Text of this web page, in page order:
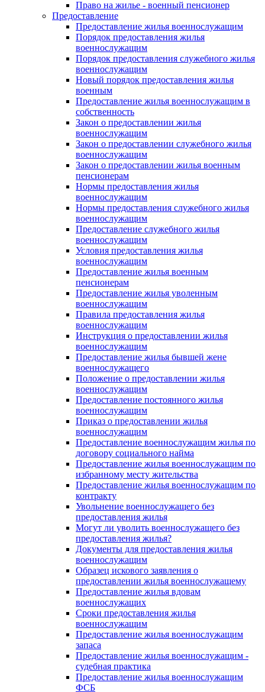
Право на жилье - военный пенсионер
Предоставление
Предоставление жилья военнослужащим
Порядок предоставления жилья
военнослужащим
Порядок предоставления служебного жилья
военнослужащим
Новый порядок предоставления жилья
военным
Предоставление жилья военнослужащим в
собственность
Закон о предоставлении жилья
военнослужащим
Закон о предоставлении служебного жилья
военнослужащим
Закон о предоставлении жилья военным
пенсионерам
Нормы предоставления жилья
военнослужащим
Нормы предоставления служебного жилья
военнослужащим
Предоставление служебного жилья
военнослужащим
Условия предоставления жилья
военнослужащим
Предоставление жилья военным
пенсионерам
Предоставление жилья уволенным
военнослужащим
Правила предоставления жилья
военнослужащим
Инструкция о предоставлении жилья
военнослужащим
Предоставление жилья бывшей жене
военнослужащего
Положение о предоставлении жилья
военнослужащим
Предоставление постоянного жилья
военнослужащим
Приказ о предоставлении жилья
военнослужащим
Предоставление военнослужащим жилья по
договору социального найма
Предоставление жилья военнослужащим по
избранному месту жительства
Предоставление жилья военнослужащим по
контракту
Увольнение военнослужащего без
предоставления жилья
Могут ли уволить военнослужащего без
предоставления жилья?
Документы для предоставления жилья
военнослужащим
Образец искового заявления о
предоставлении жилья военнослужащему
Предоставление жилья вдовам
военнослужащих
Сроки предоставления жилья
военнослужащим
Предоставление жилья военнослужащим
запаса
Предоставление жилья военнослужащим -
судебная практика
Предоставление жилья военнослужащим
ФСБ